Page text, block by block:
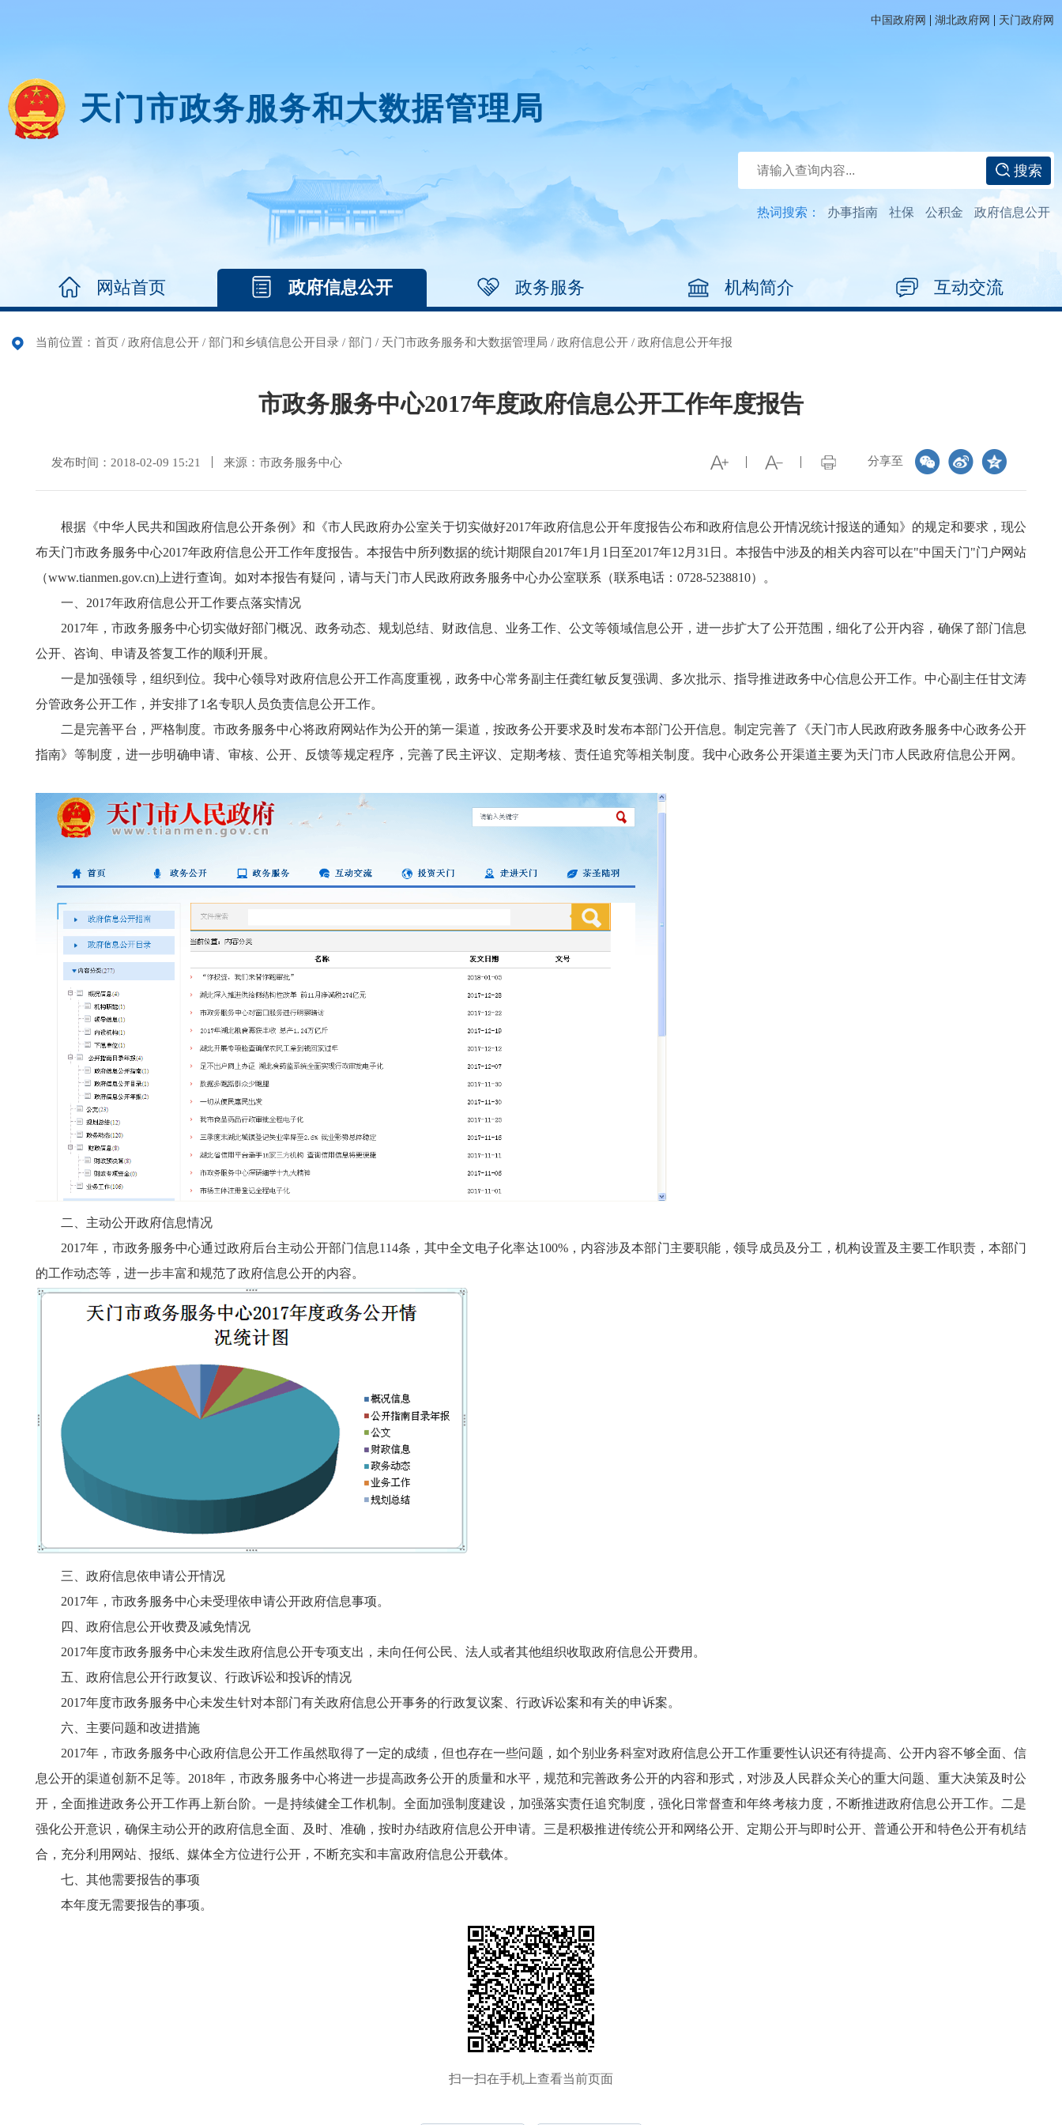
中国政府网 | 湖北政府网 | 天门政府网
天门市政务服务和大数据管理局
搜索
热词搜索： 办事指南 社保 公积金 政府信息公开
网站首页 政府信息公开 政务服务 机构简介 互动交流
当前位置： 首页 / 政府信息公开 / 部门和乡镇信息公开目录 / 部门 / 天门市政务服务和大数据管理局 / 政府信息公开 / 政府信息公开年报
市政务服务中心2017年度政府信息公开工作年度报告
分享至
发布时间：2018-02-09 15:21 来源：市政务服务中心
根据《中华人民共和国政府信息公开条例》和《市人民政府办公室关于切实做好2017年政府信息公开年度报告公布和政府信息公开情况统计报送的通知》的规定和要求，现公
布天门市政务服务中心2017年政府信息公开工作年度报告。本报告中所列数据的统计期限自2017年1 月 1 日至2017年12 月31 日。本报告中涉及的相关内容可以在"中国天门"门户网站
（www.tianmen.gov.cn) 上进行查询。如对本报告有疑问，请与天门市人民政府政务服务中心办公室联系（联系电话： 0728-5238810）。
一、 2017年政府信息公开工作要点落实情况
2017年，市政务服务中心切实做好部门概况、政务动态、规划总结、财政信息、业务工作、公文等领域信息公开，进一步扩大了公开范围，细化了公开内容，确保了部门信息
公开、咨询、申请及答复工作的顺利开展。
一是加强领导，组织到位。我中心领导对政府信息公开工作高度重视，政务中心常务副主任龚红敏反复强调、多次批示、指导推进政务中心信息公开工作。中心副主任甘文涛
分管政务公开工作，并安排了1名专职人员负责信息公开工作。
二是完善平台，严格制度。市政务服务中心将政府网站作为公开的第一渠道，按政务公开要求及时发布本部门公开信息。制定完善了《天门市人民政府政务服务中心政务公开
指南》等制度，进一步明确申请、审核、公开、反馈等规定程序，完善了民主评议、定期考核、责任追究等相关制度。我中心政务公开渠道主要为天门市人民政府信息公开网。
二、主动公开政府信息情况
2017年，市政务服务中心通过政府后台主动公开部门信息114条，其中全文电子化率达100%，内容涉及本部门主要职能，领导成员及分工，机构设置及主要工作职责，本部门
的工作动态等，进一步丰富和规范了政府信息公开的内容。
三、政府信息依申请公开情况
2017年，市政务服务中心未受理依申请公开政府信息事项。
四、政府信息公开收费及减免情况
2017年度市政务服务中心未发生政府信息公开专项支出，未向任何公民、法人或者其他组织收取政府信息公开费用。
五、政府信息公开行政复议、行政诉讼和投诉的情况
2017年度市政务服务中心未发生针对本部门有关政府信息公开事务的行政复议案、行政诉讼案和有关的申诉案。
六、主要问题和改进措施
2017年，市政务服务中心政府信息公开工作虽然取得了一定的成绩，但也存在一些问题，如个别业务科室对政府信息公开工作重要性认识还有待提高、公开内容不够全面、信
息公开的渠道创新不足等。 2018年，市政务服务中心将进一步提高政务公开的质量和水平，规范和完善政务公开的内容和形式，对涉及人民群众关心的重大问题、重大决策及时公
开，全面推进政务公开工作再上新台阶。一是持续健全工作机制。全面加强制度建设，加强落实责任追究制度，强化日常督查和年终考核力度，不断推进政府信息公开工作。二是
强化公开意识，确保主动公开的政府信息全面、及时、准确，按时办结政府信息公开申请。三是积极推进传统公开和网络公开、定期公开与即时公开、普通公开和特色公开有机结
合，充分利用网站、报纸、媒体全方位进行公开，不断充实和丰富政府信息公开载体。
七、其他需要报告的事项
本年度无需要报告的事项。
扫一扫在手机上查看当前页面